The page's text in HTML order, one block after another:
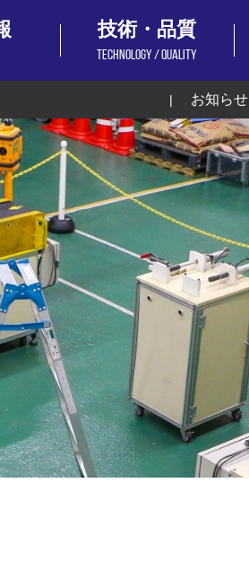
技術・品質
TECHNOLOGY / QUALITY
お知らせ